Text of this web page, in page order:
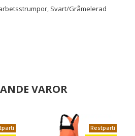
Svart/Gråmelerad
VAROR
Restparti